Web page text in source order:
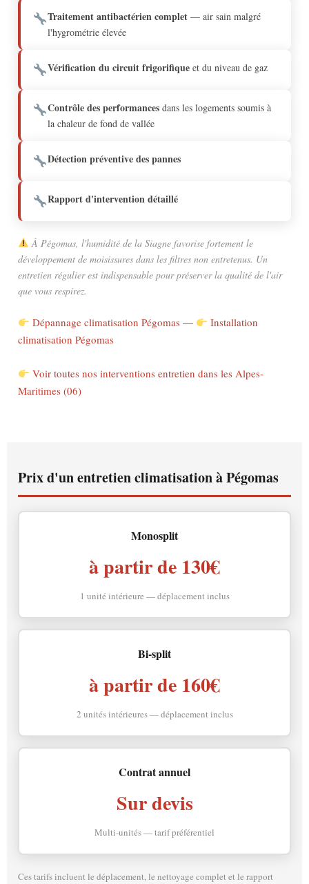
Traitement antibactérien complet— air sain malgré
l'hygrométrie élevée
Vérification du circuit frigorifiqueet du niveau de gaz
Contrôle des performancesdans les logements soumis à
la chaleur de fond de vallée
Détection préventive des pannes
Rapport d'intervention détaillé
À Pégomas, l'humidité de la Siagne favorise fortement le
développement de moisissures dans les filtres non entretenus. Un
entretien régulier est indispensable pour préserver la qualité de l'air
que vous respirez.
Dépannage climatisation Pégomas —
Installation
climatisation Pégomas
Voir toutes nos interventions entretien dans les Alpes-
Maritimes (06)
Prix d'un entretien climatisation à Pégomas
Monosplit
à partir de 130€
1 unité intérieure — déplacement inclus
Bi-split
à partir de 160€
2 unités intérieures — déplacement inclus
Contrat annuel
Sur devis
Multi-unités — tarif préférentiel
Ces tarifs incluent le déplacement, le nettoyage complet et le rapport